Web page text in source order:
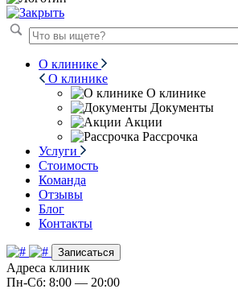
О клинике
О клинике
О клинике
Документы
Акции
Рассрочка
Услуги
Стоимость
Команда
Отзывы
Блог
Контакты
Записаться
Адреса клиник
Пн-Сб: 8:00 — 20:00